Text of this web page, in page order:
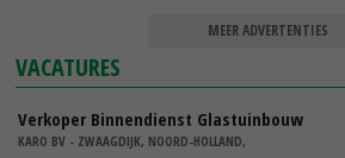
MEER ADVERTENTIES
VACATURES
Verkoper Binnendienst Glastuinbouw
KARO BV - ZWAAGDIJK, NOORD-HOLLAND,